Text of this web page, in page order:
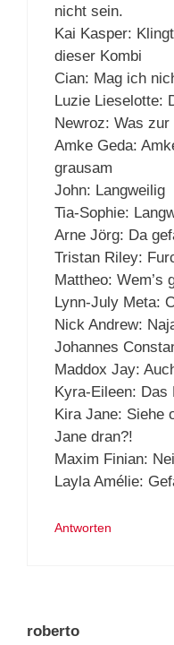
nicht sein.
Kai Kasper:
dieser Kombi
Cian: Mag ich
Luzie Lieselotte:
Newroz: Was zur
Amke Geda:
grausam
John: Langweilig
Tia-Sophie:
Arne Jörg: Da
Tristan Riley:
Mattheo: Wem’s
Lynn-July Meta:
Nick Andrew:
Johannes
Maddox Jay:
Kyra-Eileen: Das
Kira Jane: Siehe
Jane dran?!
Maxim Finian:
Layla Amélie:
Antworten
roberto